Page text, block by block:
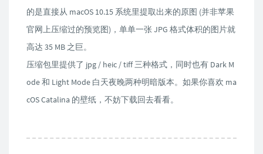
的是直接从 macOS 10.15 系统里提取出来的原图 (并非苹果
官网上压缩过的预览图)，单单一张 JPG 格式体积的图片就
高达 35 MB 之巨。
压缩包里提供了 jpg / heic / tiff 三种格式，同时也有 Dark M
ode 和 Light Mode 白天夜晚两种明暗版本。如果你喜欢 ma
cOS Catalina 的壁纸，不妨下载回去看看。